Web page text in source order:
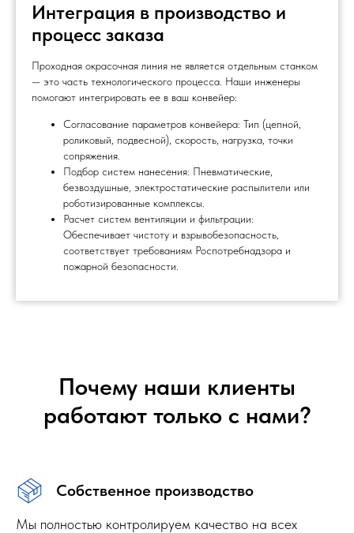
Интеграция в производство и
процесс заказа
Проходная окрасочная линия не является отдельным станком
— это часть технологического процесса. Наши инженеры
помогают интегрировать ее в ваш конвейер:
Согласование параметров конвейера: Тип (цепной,
роликовый, подвесной), скорость, нагрузка, точки
сопряжения.
Подбор систем нанесения: Пневматические,
безвоздушные, электростатические распылители или
роботизированные комплексы.
Расчет систем вентиляции и фильтрации:
Обеспечивает чистоту и взрывобезопасность,
соответствует требованиям Роспотребнадзора и
пожарной безопасности.
Почему наши клиенты
работают только с нами?
Собственное производство
Мы полностью контролируем качество на всех